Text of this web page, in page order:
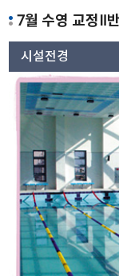
7월 수영 교정Ⅱ
시설전경